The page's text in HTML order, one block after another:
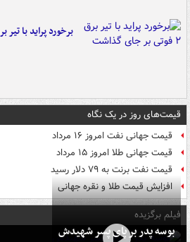
برخورد پراید با تیر برق ۲ فوتی بر جای
قیمت‌های روز در یک نگاه
قیمت جهانی نفت امروز ۱۶ مرداد
قیمت جهانی طلا امروز ۱۵ مرداد
قیمت نفت برنت به ۷۹ دلار رسید
افزایش قیمت طلا و نقره جهانی
فیلم برگزیده
بوسه‌ پدر بر پای پسر شهیدش